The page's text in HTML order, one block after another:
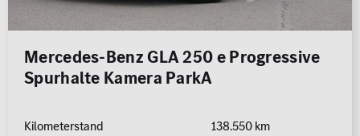
Mercedes-Benz GLA 250 e Progressive
Spurhalte Kamera ParkA
Kilometerstand
138.550 km